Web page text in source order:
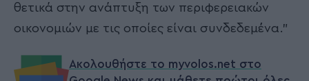
θετικά στην ανάπτυξη των περιφερειακών
οικονομιών με τις οποίες είναι συνδεδεμένα."
Ακολουθήστε το myvolos.net στο